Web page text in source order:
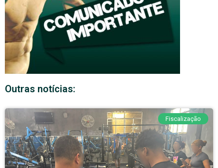
Outras notícias:
Fiscalização